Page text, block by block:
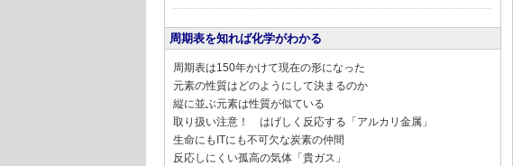
周期表を知れば化学がわかる
周期表は150年かけて現在の形になった
元素の性質はどのようにして決まるのか
縦に並ぶ元素は性質が似ている
取り扱い注意！ はげしく反応する「アルカリ金属」
生命にもITにも不可欠な炭素の仲間
反応しにくい孤高の気体「貴ガス」